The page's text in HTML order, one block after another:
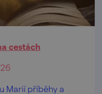
cestách
Marií příběhy a